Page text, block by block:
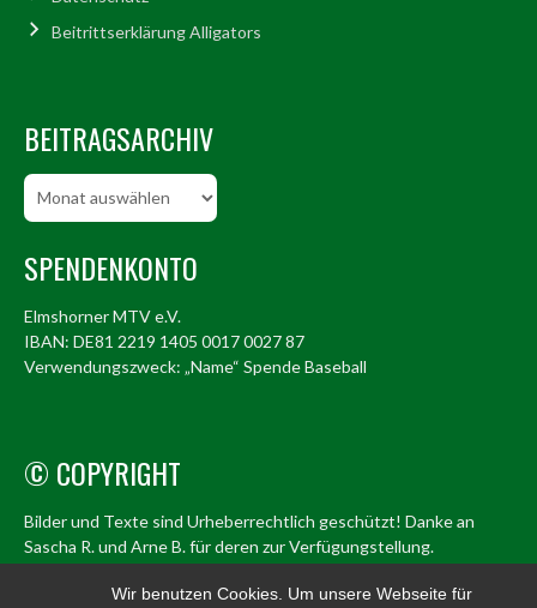
Wir benutzen Cookies. Um unsere Webseite für
Beitrittserklärung Alligators
BEITRAGSARCHIV
Beitragsarchiv
SPENDENKONTO
Elmshorner MTV e.V.
IBAN: DE81 2219 1405 0017 0027 87
Verwendungszweck: „Name“ Spende Baseball
© COPYRIGHT
Bilder und Texte sind Urheberrechtlich geschützt! Danke an
Sascha R. und Arne B. für deren zur Verfügungstellung.
© Elmshorn Alligators 1998 – 2026